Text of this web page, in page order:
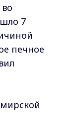
7
печное